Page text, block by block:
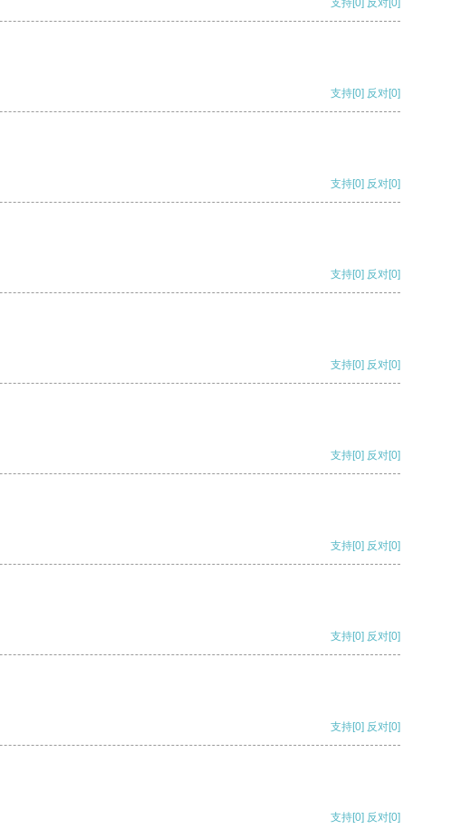
支持[0] 反对[0]
支持[0] 反对[0]
支持[0] 反对[0]
支持[0] 反对[0]
支持[0] 反对[0]
支持[0] 反对[0]
支持[0] 反对[0]
支持[0] 反对[0]
支持[0] 反对[0]
支持[0] 反对[0]